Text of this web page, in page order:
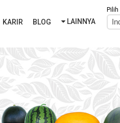
KARIR BLOG LAINNYA